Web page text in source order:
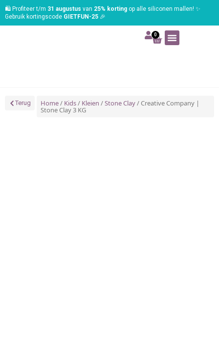
🛍️ Profiteer t/m 31 augustus van 25% korting op alle siliconen mallen! ✨
Gebruik kortingscode GIETFUN-25 🎉
0
Terug Home/ Kids/ Kleien /Stone Clay/ Creative Company |
Stone Clay 3 KG